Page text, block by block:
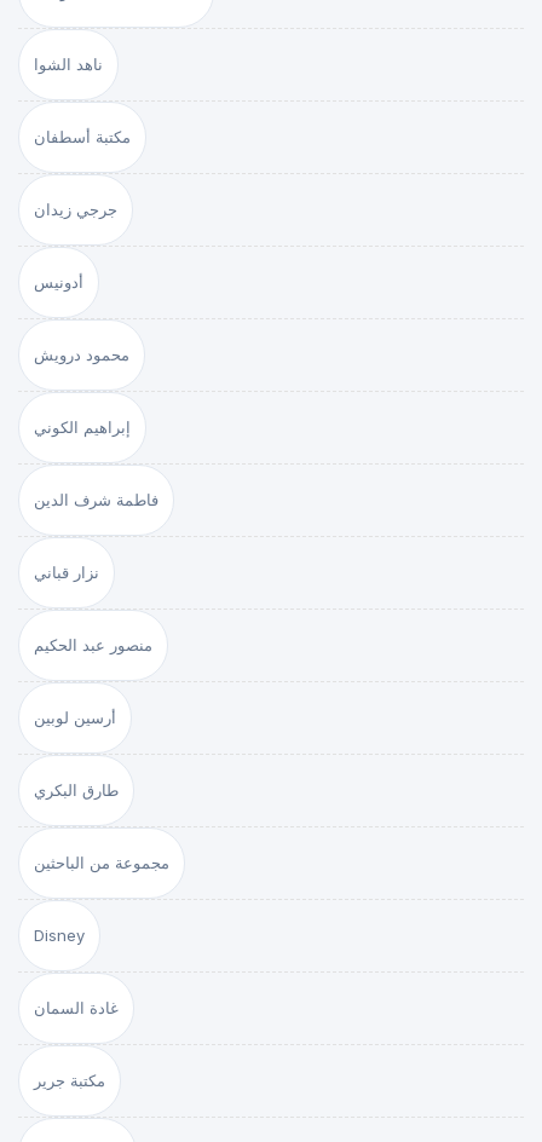
ناهد الشوا
مكتبة أسطفان
جرجي زيدان
أدونيس
محمود درويش
إبراهيم الكوني
فاطمة شرف الدين
نزار قباني
منصور عبد الحكيم
أرسين لوبين
طارق البكري
مجموعة من الباحثين
Disney
غادة السمان
مكتبة جرير